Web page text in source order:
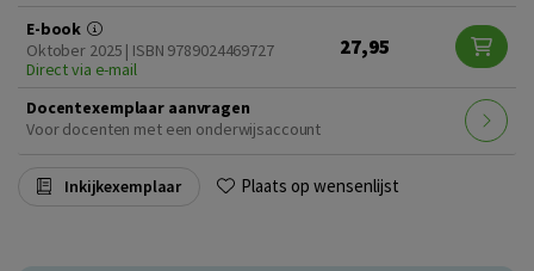
E-book
Oktober 2025 | ISBN 9789024469727
Direct via e-mail
27,95
Docentexemplaar aanvragen
Voor docenten met een onderwijsaccount
Inkijkexemplaar Plaats op wensenlijst